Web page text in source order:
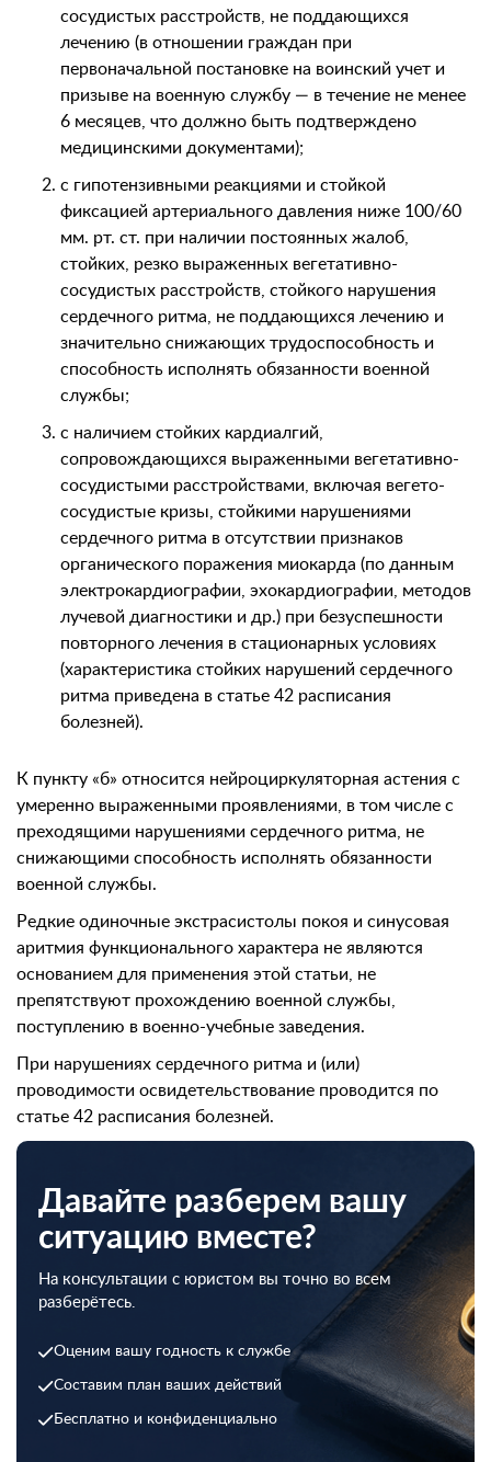
сосудистых расстройств, не поддающихся
лечению (в отношении граждан при
первоначальной постановке на воинский учет и
призыве на военную службу — в течение не менее
6 месяцев, что должно быть подтверждено
медицинскими документами);
с гипотензивными реакциями и стойкой
фиксацией артериального давления ниже 100/60
мм. рт. ст. при наличии постоянных жалоб,
стойких, резко выраженных вегетативно-
сосудистых расстройств, стойкого нарушения
сердечного ритма, не поддающихся лечению и
значительно снижающих трудоспособность и
способность исполнять обязанности военной
службы;
с наличием стойких кардиалгий,
сопровождающихся выраженными вегетативно-
сосудистыми расстройствами, включая вегето-
сосудистые кризы, стойкими нарушениями
сердечного ритма в отсутствии признаков
органического поражения миокарда (по данным
электрокардиографии, эхокардиографии, методов
лучевой диагностики и др.) при безуспешности
повторного лечения в стационарных условиях
(характеристика стойких нарушений сердечного
ритма приведена в статье 42 расписания
болезней).
К пункту «б» относится нейроциркуляторная астения с
умеренно выраженными проявлениями, в том числе с
преходящими нарушениями сердечного ритма, не
снижающими способность исполнять обязанности
военной службы.
Редкие одиночные экстрасистолы покоя и синусовая
аритмия функционального характера не являются
основанием для применения этой статьи, не
препятствуют прохождению военной службы,
поступлению в военно-учебные заведения.
При нарушениях сердечного ритма и (или)
проводимости освидетельствование проводится по
статье 42 расписания болезней.
Давайте разберем вашу
ситуацию вместе?
На консультации с юристом вы точно во всем
разберётесь.
Оценим вашу годность к службе
Составим план ваших действий
Бесплатно и конфиденциально